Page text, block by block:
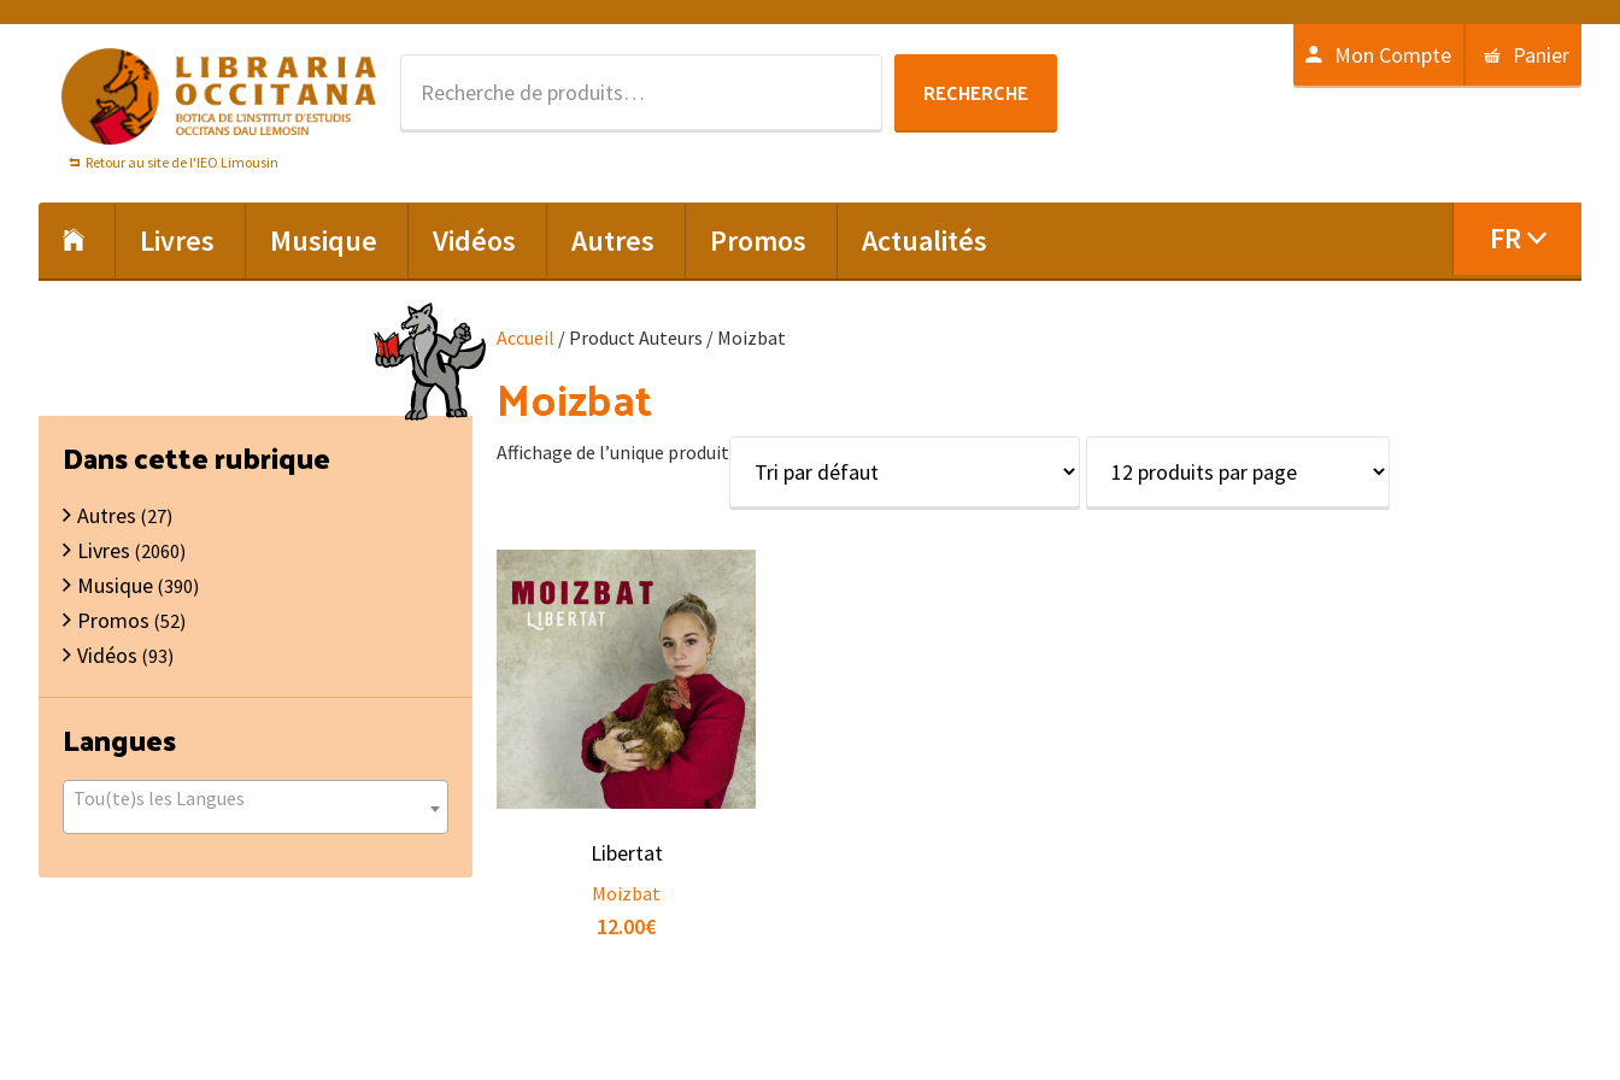
navigation
principale
contenu
principal
Retour au site de l'IEO Limousin
RECHERCHE
Mon Compte Panier
Livres Musique Vidéos Autres Promos Actualités FR
Accueil / Product Auteurs / Moizbat
Moizbat
Affichage de l’unique produit
Libertat
Moizbat
12.00€
Barre
latérale
principale
Dans cette rubrique
Autres (27)
Livres (2060)
Musique (390)
Promos (52)
Vidéos (93)
Langues
Tou(te)s les Langues